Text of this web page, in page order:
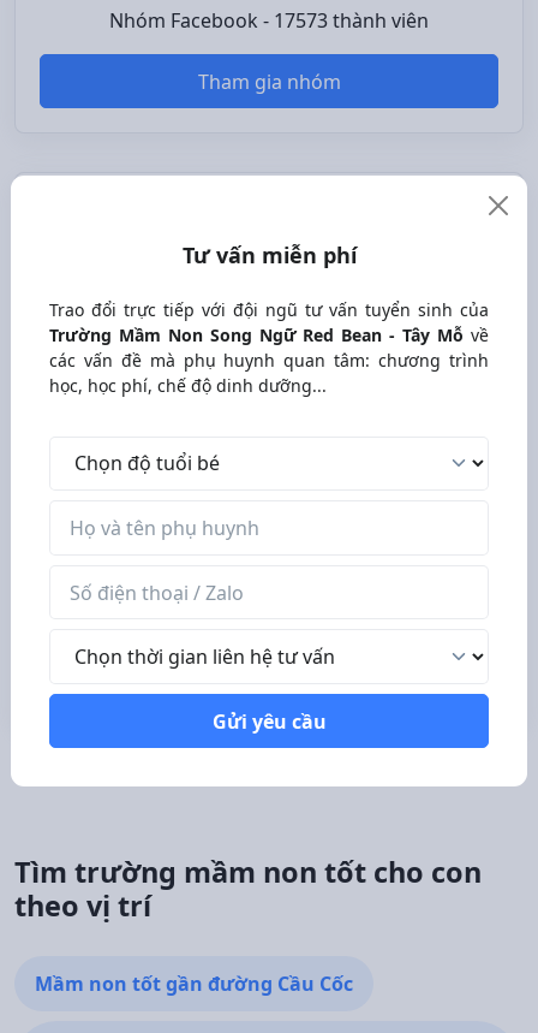
Nhóm Facebook - 17573 thành viên
Tham gia nhóm
Trao đổi trực tiếp với đội ngũ tư vấn tuyển sinh của
vấn đề mà phụ huynh quan tâm: chương trình học, học
phí, chế độ dinh dưỡng...
Tên phụ huynh
Số điện thoại / Zalo
Thời gian liên hệ tư vấn
Gửi yêu cầu
Tìm trường mầm non tốt cho con
theo vị trí
Mầm non tốt gần đường Cầu Cốc
Tư vấn miễn phí
Trao đổi trực tiếp với đội ngũ tư vấn tuyển sinh của
Trường Mầm Non Song Ngữ Red Bean - Tây Mỗ về
các vấn đề mà phụ huynh quan tâm: chương trình
học, học phí, chế độ dinh dưỡng...
Gửi yêu cầu